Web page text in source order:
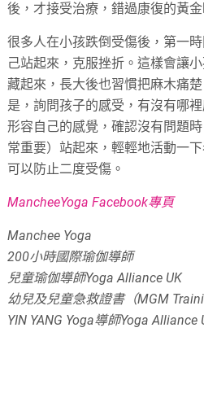
後，才接受治療，錯過康復的黃金
很多人在小孩跌倒受傷後，第一
己站起來，克服挫折。這樣會讓
藏起來，長大後也習慣把麻木痛
是，詢問孩子的感受，有沒有哪
形容自己的感覺，確認沒有問題
常重要）站起來，輕輕地活動一
可以防止二度受傷。
MancheeYoga Facebook專頁
Manchee Yoga
200小時國際瑜伽導師
兒童瑜伽導師Yoga Alliance UK
幼兒及兒童急救證書（MGM
YIN YANG Yoga導師Yoga Alliance